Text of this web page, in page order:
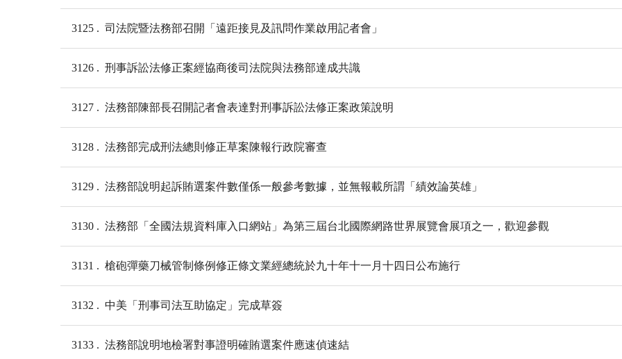
3125 司法院暨法務部召開「遠距接見及訊問作業啟用記者會」
3126 刑事訴訟法修正案經協商後司法院與法務部達成共識
3127 法務部陳部長召開記者會表達對刑事訴訟法修正案政策說明
3128 法務部完成刑法總則修正草案陳報行政院審查
3129 法務部說明起訴賄選案件數僅係一般參考數據，並無報載所謂「績效論英雄」
3130 法務部「全國法規資料庫入口網站」為第三屆台北國際網路世界展覽會展項之一，歡迎參觀
3131 槍砲彈藥刀械管制條例修正條文業經總統於九十年十一月十四日公布施行
3132 中美「刑事司法互助協定」完成草簽
3133 法務部說明地檢署對事證明確賄選案件應速偵速結